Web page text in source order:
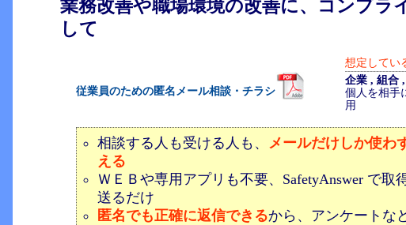
業務改善や職場環境の改善に、コンプラ
して
従業員のための匿名メール相談・チラシ
想定してい
企業 , 組合
個人を相手
用
相談する人も受ける人も、 メールだけしか使わ
える
ＷＥＢや専用アプリも不要、SafetyAnswer で取
送るだけ
匿名でも正確に返信できるから、アンケートな